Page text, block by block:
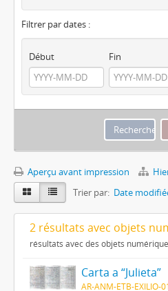
Filtrer par dates :
Début Fin
Aperçu avant impression
Trier par: Date
2 résultats avec objets
résultats avec des objets
Carta a “Julieta”
AR-ANM-ETB-EXILIO-